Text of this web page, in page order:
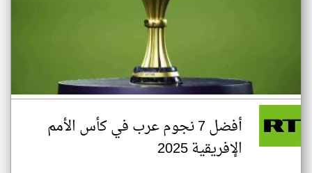
أفضل 7 نجوم عرب في كأس الأمم
الإفريقية 2025